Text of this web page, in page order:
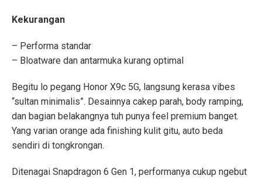
Kekurangan
– Performa standar
– Bloatware dan antarmuka kurang optimal
Begitu lo pegang Honor X9c 5G, langsung kerasa vibes
“sultan minimalis”. Desainnya cakep parah, body ramping,
dan bagian belakangnya tuh punya feel premium banget.
Yang varian orange ada finishing kulit gitu, auto beda
sendiri di tongkrongan.
Ditenagai Snapdragon 6 Gen 1, performanya cukup ngebut